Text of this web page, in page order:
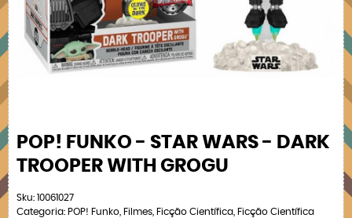
POP! FUNKO - STAR WARS - DARK
TROOPER WITH GROGU
Sku: 10061027
Categoria: POP! Funko Filmes Ficção Científica Ficção Científica